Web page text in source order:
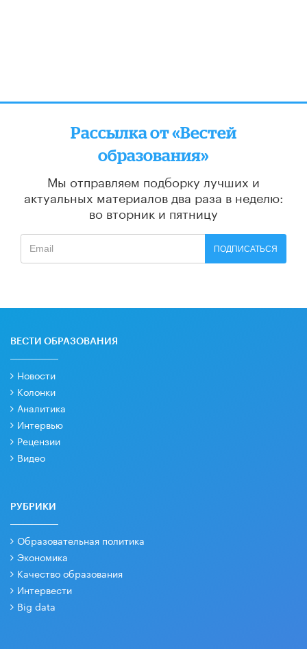
Рассылка от «Вестей
образования»
Мы отправляем подборку лучших и
актуальных материалов два раза в неделю:
во вторник и пятницу
ПОДПИСАТЬСЯ
ВЕСТИ ОБРАЗОВАНИЯ
Новости
Колонки
Аналитика
Интервью
Рецензии
Видео
РУБРИКИ
Образовательная политика
Экономика
Качество образования
Интервести
Big data